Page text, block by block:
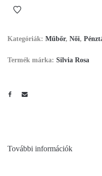
Kategóriák: Műbőr, Női,
Termék márka: Silvia Rosa
További információk